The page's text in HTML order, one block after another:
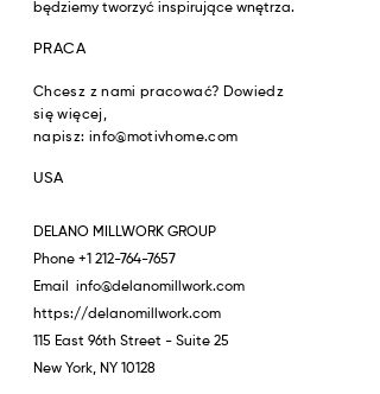
będziemy tworzyć inspirujące wnętrza.
PRACA
Chcesz z nami pracować? Dowiedz
się więcej,
napisz: info@motivhome.com
USA
DELANO MILLWORK GROUP
Phone +1 212-764-7657
Email info@delanomillwork.com
https://delanomillwork.com
115 East 96th Street - Suite 25
New York, NY 10128